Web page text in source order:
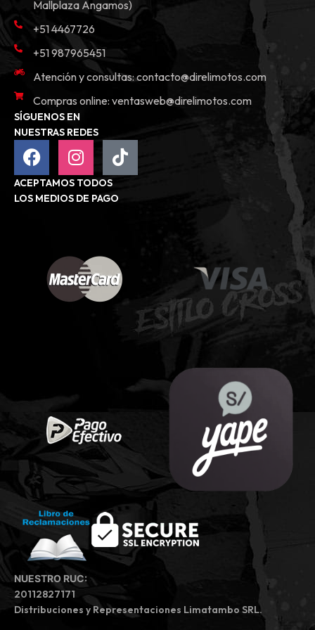
Mallplaza Angamos)
+51 4467726
+51 987965451
Atención y consultas:contacto@direlimotos.com
Compras online: ventasweb@direlimotos.com
SÍGUENOS EN
NUESTRAS REDES
ACEPTAMOS TODOS
LOS MEDIOS DE PAGO
NUESTRO RUC:
20112827171
Distribuciones y Representaciones Limatambo SRL.